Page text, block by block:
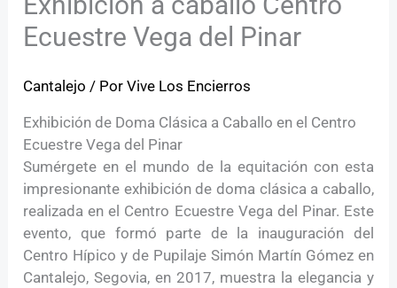
Ecuestre Vega del Pinar
Cantalejo / PorVive Los Encierros
Exhibición de Doma Clásica a Caballo en el Centro
Ecuestre Vega del Pinar
Sumérgete en el mundo de la equitación con esta
impresionante exhibición de doma clásica a caballo,
realizada en el Centro Ecuestre Vega del Pinar. Este
evento, que formó parte de la inauguración del
Centro Hípico y de Pupilaje Simón Martín Gómez en
Cantalejo, Segovia, en 2017, muestra la elegancia y